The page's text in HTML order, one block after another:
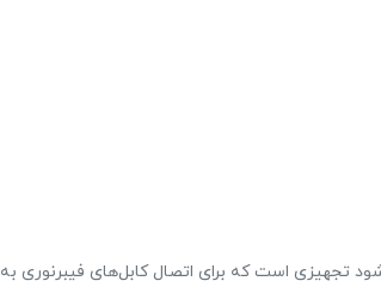
تجهیزی است که برای اتصال کابل‌های فیبرنوری به